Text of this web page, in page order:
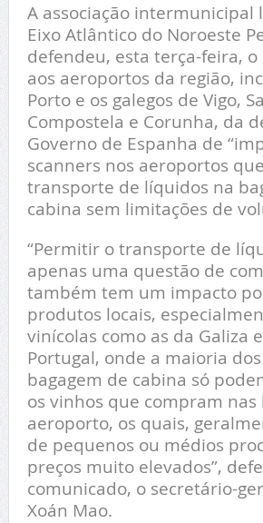
A associação intermunicipal
Eixo Atlântico do Noroeste
defendeu, esta terça-feira,
aos aeroportos da região,
Porto e os galegos de Vigo,
Compostela e Corunha, da
Governo de Espanha de
scanners nos aeroportos
transporte de líquidos na
cabina sem limitações de
“Permitir o transporte de
apenas uma questão de
também tem um impacto
produtos locais,
vinícolas como as da Galiza
Portugal, onde a maioria
bagagem de cabina só
os vinhos que compram nas
aeroporto, os quais,
de pequenos ou médios
preços muito elevados”,
comunicado, o secretário-
Xoán Mao.